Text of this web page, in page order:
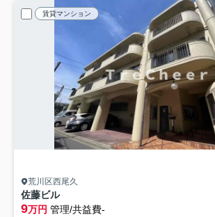
賃貸マンション
荒川区西尾久
佐藤ビル
9万円 管理/共益費-